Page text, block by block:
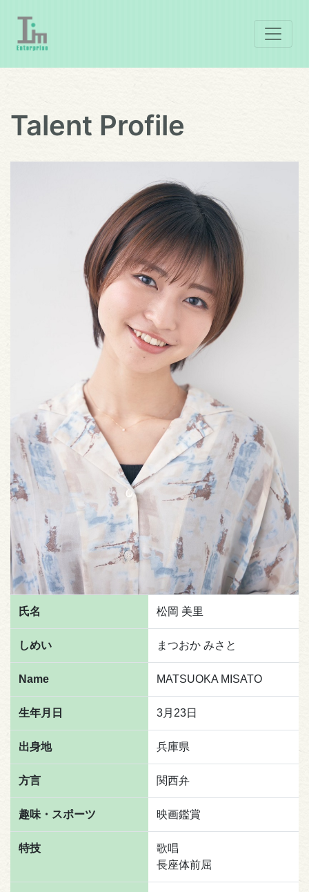
Talent Profile
氏名 松岡 美里
しめい まつおか みさと
Name MATSUOKA MISATO
生年月日 3月23日
出身地 兵庫県
方言 関西弁
趣味・スポーツ 映画鑑賞
特技
歌唱
長座体前屈